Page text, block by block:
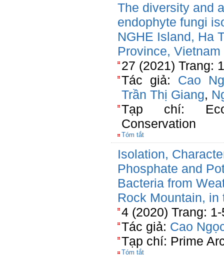
The diversity and
endophyte fungi
NGHE Island, Ha
Province, Vietnam
27 (2021) Trang:
Tác giả: Cao
Trần Thị Giang,
Tạp chí:
Conservation
Tóm tắt
Isolation,
Phosphate and
Bacteria from
Rock Mountain,
4 (2020) Trang:
Tác giả: Cao
Tạp chí: Prime
Tóm tắt